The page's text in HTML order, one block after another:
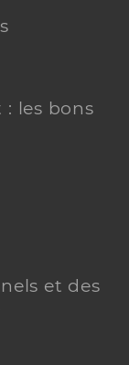
les bons
et des